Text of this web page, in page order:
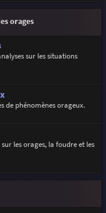
orages
sur les situations
de phénomènes orageux.
les orages, la foudre et les